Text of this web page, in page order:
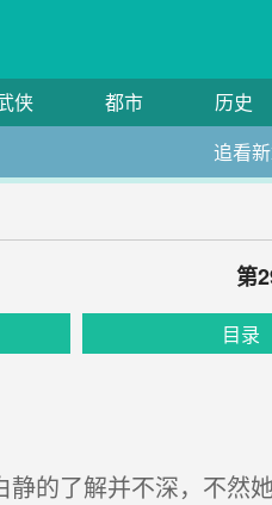
侠 都市 历史
追看
第
目录
的了解并不深，不然